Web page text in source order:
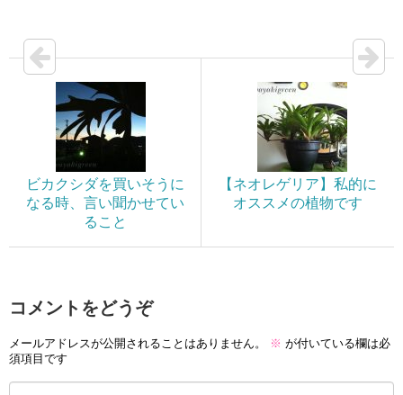
ビカクシダを買いそうに
なる時、言い聞かせてい
ること
【ネオレゲリア】私的に
オススメの植物です
コメントをどうぞ
メールアドレスが公開されることはありません。 ※ が付いている欄は必
須項目です